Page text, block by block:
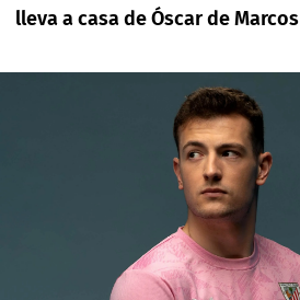
lleva a casa de Óscar de Marcos